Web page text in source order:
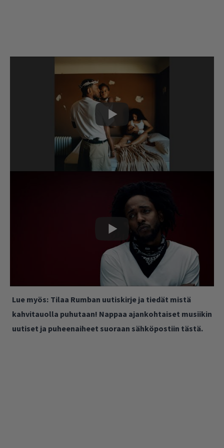
Lue myös: Tilaa Rumban uutiskirje ja tiedät mistä
kahvitauolla puhutaan! Nappaa ajankohtaiset musiikin
uutiset ja puheenaiheet suoraan sähköpostiin tästä.